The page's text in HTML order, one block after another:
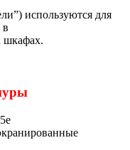
используются для
в
шкафах.